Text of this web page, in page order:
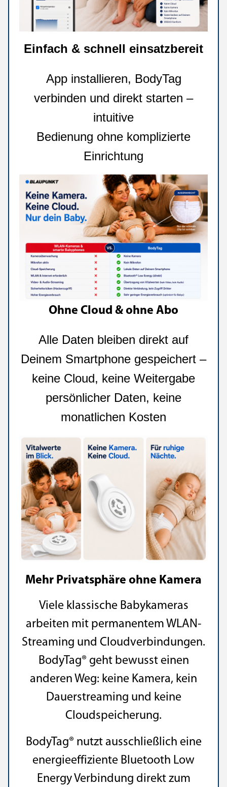
Einfach & schnell einsatzbereit
App installieren, BodyTag
verbinden und direkt starten –
intuitive
Bedienung ohne komplizierte
Einrichtung
Ohne Cloud & ohne Abo
Alle Daten bleiben direkt auf
Deinem Smartphone gespeichert –
keine Cloud, keine Weitergabe
persönlicher Daten, keine
monatlichen Kosten
Mehr Privatsphäre ohne Kamera
Viele klassische Babykameras
arbeiten mit permanentem WLAN-
Streaming und Cloudverbindungen.
BodyTag® geht bewusst einen
anderen Weg: keine Kamera, kein
Dauerstreaming und keine
Cloudspeicherung.
BodyTag® nutzt ausschließlich eine
energieeffiziente Bluetooth Low
Energy Verbindung direkt zum